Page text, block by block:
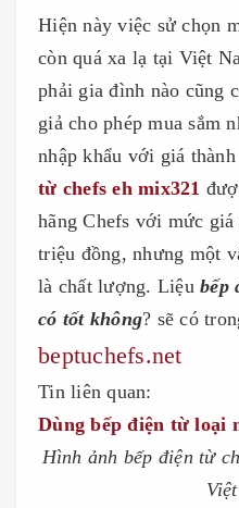
Hiện này việc sử chọn
còn quá xa lạ tại Việt
phải gia đình nào cũng
giả cho phép mua sắm
nhập khẩu với giá
từ chefs eh mix321
hãng Chefs với mức
triệu đồng, nhưng một
là chất lượng. Liệu bếp
có tốt không? sẽ có
beptuchefs.net
Tin liên quan:
Dùng bếp điện từ loại
Hình ảnh bếp điện từ